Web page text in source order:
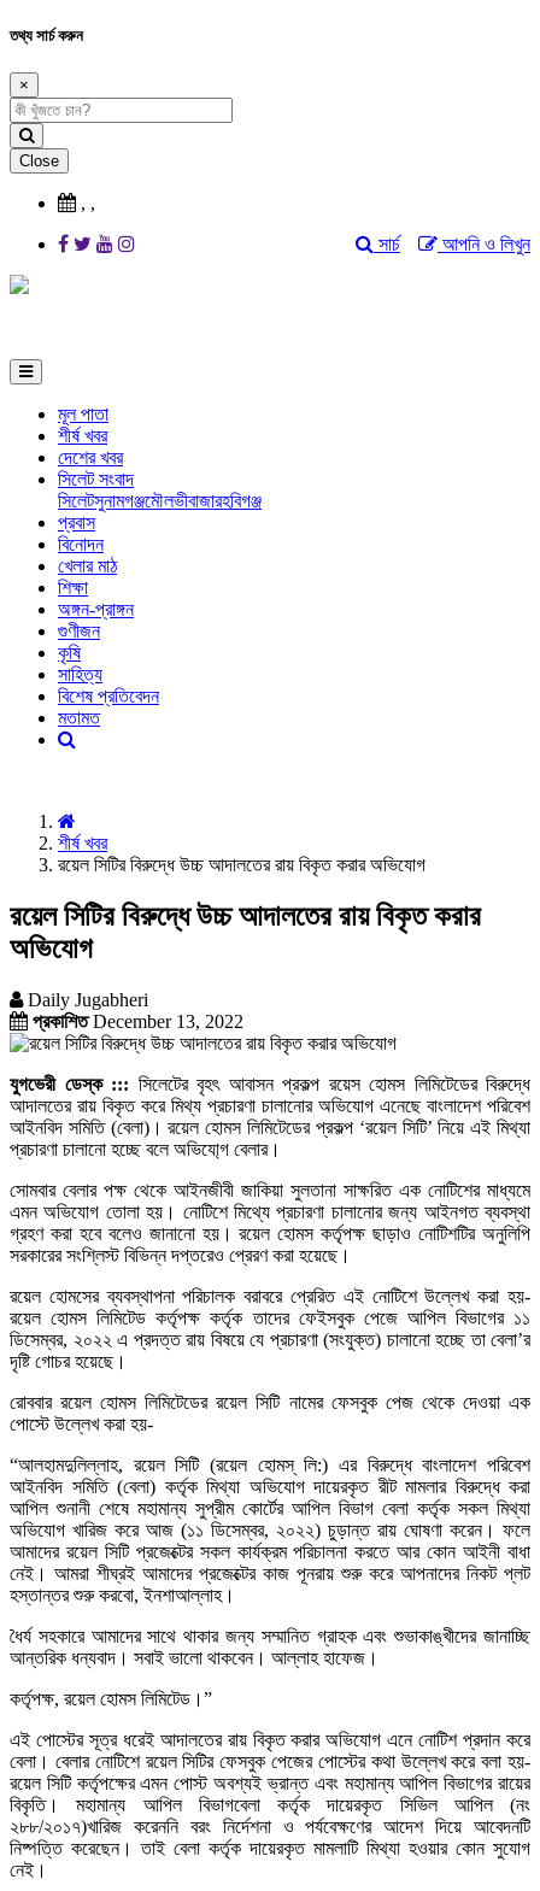
তথ্য সার্চ করুন
×
Close
, ,
আপনি ও লিখুন
সার্চ
মূল পাতা
শীর্ষ খবর
দেশের খবর
সিলেট সংবাদ
সিলেটসুনামগঞ্জমৌলভীবাজারহবিগঞ্জ
প্রবাস
বিনোদন
খেলার মাঠ
শিক্ষা
অঙ্গন-প্রাঙ্গন
গুণীজন
কৃষি
সাহিত্য
বিশেষ প্রতিবেদন
মতামত
শীর্ষ খবর
রয়েল সিটির বিরুদ্ধে উচ্চ আদালতের রায় বিকৃত করার অভিযোগ
রয়েল সিটির বিরুদ্ধে উচ্চ আদালতের রায় বিকৃত করার
অভিযোগ
Daily Jugabheri
প্রকাশিতDecember 13, 2022
যুগভেরী ডেস্ক ::: সিলেটের বৃহৎ আবাসন প্রকল্প রয়েস হোমস লিমিটেডের বিরুদ্ধে
আদালতের রায় বিকৃত করে মিথ্য প্রচারণা চালানোর অভিযোগ এনেছে বাংলাদেশ পরিবেশ
আইনবিদ সমিতি (বেলা)। রয়েল হোমস লিমিটেডের প্রকল্প ‘রয়েল সিটি’ নিয়ে এই মিথ্যা
প্রচারণা চালানো হচ্ছে বলে অভিযো্গ বেলার।
সোমবার বেলার পক্ষ থেকে আইনজীবী জাকিয়া সুলতানা সাক্ষরিত এক নোটিশের মাধ্যমে
এমন অভিযোগ তোলা হয়। নোটিশে মিথ্যে প্রচারণা চালানোর জন্য আইনগত ব্যবস্থা
গ্রহণ করা হবে বলেও জানানো হয়। রয়েল হোমস কর্তৃপক্ষ ছাড়াও নোটিশটির অনুলিপি
সরকারের সংশ্লিস্ট বিভিন্ন দপ্তরেও প্রেরণ করা হয়েছে।
রয়েল হোমসের ব্যবস্থাপনা পরিচালক বরাবরে প্রেরিত এই নোটিশে উল্লেখ করা হয়-
রয়েল হোমস লিমিটেড কর্তৃপক্ষ কর্তৃক তাদের ফেইসবুক পেজে আপিল বিভাগের ১১
ডিসেম্বর, ২০২২ এ প্রদত্ত রায় বিষয়ে যে প্রচারণা (সংযুক্ত) চালানো হচ্ছে তা বেলা’র
দৃষ্টি গোচর হয়েছে।
রোববার রয়েল হোমস লিমিটেডের রয়েল সিটি নামের ফেসবুক পেজ থেকে দেওয়া এক
পোস্টে উল্লেখ করা হয়-
“আলহামদুলিল্লাহ, রয়েল সিটি (রয়েল হোমস্ লি:) এর বিরুদ্ধে বাংলাদেশ পরিবেশ
আইনবিদ সমিতি (বেলা) কর্তৃক মিথ্যা অভিযোগ দায়েরকৃত রীট মামলার বিরুদ্ধে করা
আপিল শুনানী শেষে মহামান্য সুপ্রীম কোর্টের আপিল বিভাগ বেলা কর্তৃক সকল মিথ্যা
অভিযোগ খারিজ করে আজ (১১ ডিসেম্বর, ২০২২) চুড়ান্ত রায় ঘোষণা করেন। ফলে
আমাদের রয়েল সিটি প্রজেক্টের সকল কার্যক্রম পরিচালনা করতে আর কোন আইনী বাধা
নেই। আমরা শীঘ্রই আমাদের প্রজেক্টের কাজ পূনরায় শুরু করে আপনাদের নিকট প্লট
হস্তান্তর শুরু করবো, ইনশাআল্লাহ।
ধৈর্য সহকারে আমাদের সাথে থাকার জন্য সম্মানিত গ্রাহক এবং শুভাকাঙ্খীদের জানাচ্ছি
আন্তরিক ধন্যবাদ। সবাই ভালো থাকবেন। আল্লাহ হাফেজ।
কর্তৃপক্ষ, রয়েল হোমস লিমিটেড।”
এই পোস্টের সূত্র ধরেই আদালতের রায় বিকৃত করার অভিযোগ এনে নোটিশ প্রদান করে
বেলা। বেলার নোটিশে রয়েল সিটির ফেসবুক পেজের পোস্টের কথা উল্লেখ করে বলা হয়-
রয়েল সিটি কর্তৃপক্ষের এমন পোস্ট অবশ্যই ভ্রান্ত এবং মহামান্য আপিল বিভাগের রায়ের
বিকৃতি। মহামান্য আপিল বিভাগবেলা কর্তৃক দায়েরকৃত সিভিল আপিল (নং
২৮৮/২০১৭)খারিজ করেননি বরং নির্দেশনা ও পর্যবেক্ষণের আদেশ দিয়ে আবেদনটি
নিষ্পত্তি করেছেন। তাই বেলা কর্তৃক দায়েরকৃত মামলাটি মিথ্যা হওয়ার কোন সুযোগ
নেই।